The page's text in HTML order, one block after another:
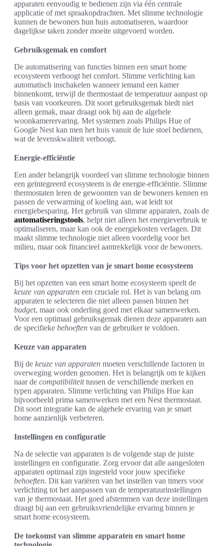
apparaten eenvoudig te bedienen zijn via één centrale
applicatie of met spraakopdrachten. Met slimme technologie
kunnen de bewoners hun huis automatiseren, waardoor
dagelijkse taken zonder moeite uitgevoerd worden.
Gebruiksgemak en comfort
De automatisering van functies binnen een smart home
ecosysteem verhoogt het comfort. Slimme verlichting kan
automatisch inschakelen wanneer iemand een kamer
binnenkomt, terwijl de thermostaat de temperatuur aanpast op
basis van voorkeuren. Dit soort gebruiksgemak biedt niet
alleen gemak, maar draagt ook bij aan de algehele
woonkamerervaring. Met systemen zoals Philips Hue of
Google Nest kan men het huis vanuit de luie stoel bedienen,
wat de levenskwaliteit verhoogt.
Energie-efficiëntie
Een ander belangrijk voordeel van slimme technologie binnen
een geïntegreerd ecosysteem is de energie-efficiëntie. Slimme
thermostaten leren de gewoonten van de bewoners kennen en
passen de verwarming of koeling aan, wat leidt tot
energiebesparing. Het gebruik van slimme apparaten, zoals de
automatiseringstools, helpt niet alleen het energieverbruik te
optimaliseren, maar kan ook de energiekosten verlagen. Dit
maakt slimme technologie niet alleen voordelig voor het
milieu, maar ook financieel aantrekkelijk voor de bewoners.
Tips voor het opzetten van je smart home ecosysteem
Bij het opzetten van een smart home ecosysteem speelt de
keuze van apparaten een cruciale rol. Het is van belang om
apparaten te selecteren die niet alleen passen binnen het
budget, maar ook onderling goed met elkaar samenwerken.
Voor een optimaal gebruiksgemak dienen deze apparaten aan
de specifieke behoeften van de gebruiker te voldoen.
Keuze van apparaten
Bij de keuze van apparaten moeten verschillende factoren in
overweging worden genomen. Het is belangrijk om te kijken
naar de compatibiliteittussen de verschillende merken en
typen apparaten. Slimme verlichting van Philips Hue kan
bijvoorbeeld prima samenwerken met een Nest thermostaat.
Dit soort integratie kan de algehele ervaring van je smart
home aanzienlijk verbeteren.
Instellingen en configuratie
Na de selectie van apparaten is de volgende stap de juiste
instellingen en configuratie. Zorg ervoor dat alle aangesloten
apparaten optimaal zijn ingesteld voor jouw specifieke
behoeften. Dit kan variëren van het instellen van timers voor
verlichting tot het aanpassen van de temperatuurinstellingen
van je thermostaat. Het goed afstemmen van deze instellingen
draagt bij aan een gebruiksvriendelijke ervaring binnen je
smart home ecosysteem.
De toekomst van slimme apparaten en smart home